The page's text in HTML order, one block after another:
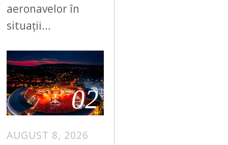
aeronavelor în
situații…
02
AUGUST 8, 2026